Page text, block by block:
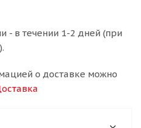
- в течении 1-2 дней (при
о доставке можно